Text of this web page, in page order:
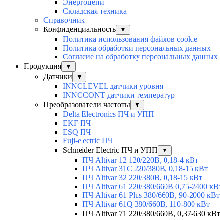
Энергоцепи
Складская техника
Справочник
Конфиденциальность
▼
Политика использования файлов cookie
Политика обработки персональных данных
Согласие на обработку персональных данных
Продукция
▼
Датчики ▼
INNOLEVEL датчики уровня
INNOCONT датчики температур
Преобразователи частоты
▼
Delta Electronics ПЧ и УПП
EKF ПЧ
ESQ ПЧ
Fuji-electric ПЧ
Schneider Electric ПЧ и УПП
▼
ПЧ Altivar 12 120/220В, 0,18-4 кВт
ПЧ Altivar 31C 220/380В, 0,18-15 кВт
ПЧ Altivar 32 220/380В, 0,18-15 кВт
ПЧ Altivar 61 220/380/660В 0,75-2400
ПЧ Altivar 61 Plus 380/660В, 90-2000 кВт
ПЧ Altivar 61Q 380/660В, 110-800 кВт
ПЧ Altivar 71 220/380/660В, 0,37-630 кВт